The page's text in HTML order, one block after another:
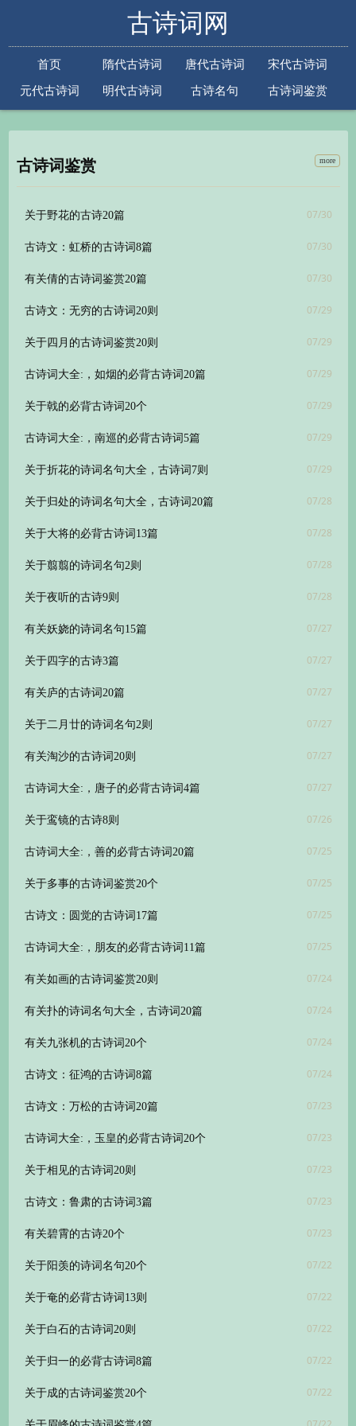
古诗词网
首页 隋代古诗词 唐代古诗词
宋代古诗词
元代古诗词
明代古诗词 古诗名句
古诗词鉴赏
古诗词鉴赏 more
07/30
关于野花的古诗20篇
07/30
古诗文：虹桥的古诗词8篇
07/30
有关倩的古诗词鉴赏20篇
07/29
古诗文：无穷的古诗词20则
07/29
关于四月的古诗词鉴赏20则
07/29
古诗词大全:，如烟的必背古诗词20篇
07/29
关于戟的必背古诗词20个
07/29
古诗词大全:，南巡的必背古诗词5篇
07/29
关于折花的诗词名句大全，古诗词7则
07/28
关于归处的诗词名句大全，古诗词20篇
07/28
关于大将的必背古诗词13篇
07/28
关于翦翦的诗词名句2则
07/28
关于夜听的古诗9则
07/27
有关妖娆的诗词名句15篇
07/27
关于四字的古诗3篇
07/27
有关庐的古诗词20篇
07/27
关于二月廿的诗词名句2则
07/27
有关淘沙的古诗词20则
07/27
古诗词大全:，唐子的必背古诗词4篇
07/26
关于鸾镜的古诗8则
07/25
古诗词大全:，善的必背古诗词20篇
07/25
关于多事的古诗词鉴赏20个
07/25
古诗文：圆觉的古诗词17篇
07/25
古诗词大全:，朋友的必背古诗词11篇
07/24
有关如画的古诗词鉴赏20则
07/24
有关扑的诗词名句大全，古诗词20篇
07/24
有关九张机的古诗词20个
07/24
古诗文：征鸿的古诗词8篇
07/23
古诗文：万松的古诗词20篇
07/23
古诗词大全:，玉皇的必背古诗词20个
07/23
关于相见的古诗词20则
07/23
古诗文：鲁肃的古诗词3篇
07/23
有关碧霄的古诗20个
07/22
关于阳羡的诗词名句20个
07/22
关于奄的必背古诗词13则
07/22
关于白石的古诗词20则
07/22
关于归一的必背古诗词8篇
07/22
关于成的古诗词鉴赏20个